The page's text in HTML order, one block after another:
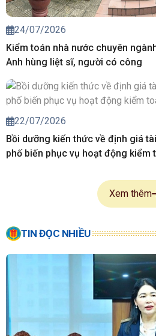
24/07/2026
Kiểm toán nhà nước chuyên
Anh hùng liệt sĩ, người có công
22/07/2026
Bồi dưỡng kiến thức về định giá
phố biến phục vụ hoạt động kiểm
Xem thêm
TIN ĐỌC NHIỀU